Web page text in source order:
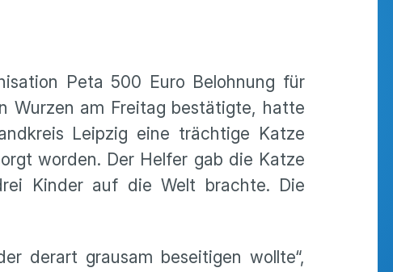
Peta 500 Euro Belohnung für
Wurzen am Freitag bestätigte, hatte
Leipzig eine trächtige Katze
worden. Der Helfer gab die Katze
Kinder auf die Welt brachte. Die
derart grausam beseitigen wollte“,